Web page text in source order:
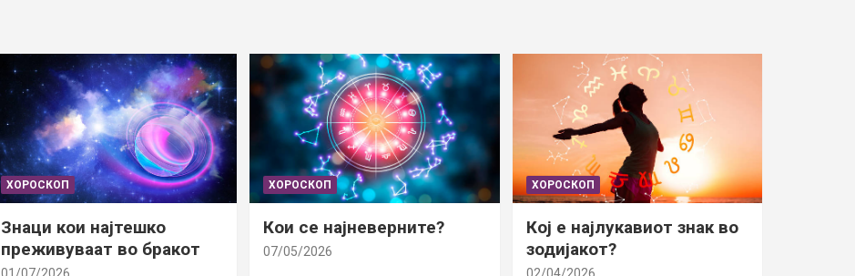
ХОРОСКОП
Знаци кои најтешко
преживуваат во бракот
ХОРОСКОП
Кои се најневерните?
07/05/2026
ХОРОСКОП
Кој е најлукавиот знак во
зодијакот?